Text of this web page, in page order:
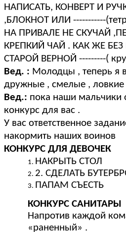
НАПИСАТЬ, КОНВЕРТ И
,БЛОКНОТ ИЛИ -----------
НА ПРИВАЛЕ НЕ СКУЧАЙ
КРЕПКИЙ ЧАЙ . КАК ЖЕ
СТАРОЙ ВЕРНОЙ ---------(
Вед. : Молодцы , теперь я
дружные , смелые , ловкие
Вед.: пока наши мальчики
конкурс для вас .
У вас ответственное
накормить наших воинов
КОНКУРС ДЛЯ ДЕВОЧЕК
НАКРЫТЬ СТОЛ
2. СДЕЛАТЬ
ПАПАМ СЪЕСТЬ
КОНКУРС САНИТАРЫ
Напротив каждой
«раненный» .